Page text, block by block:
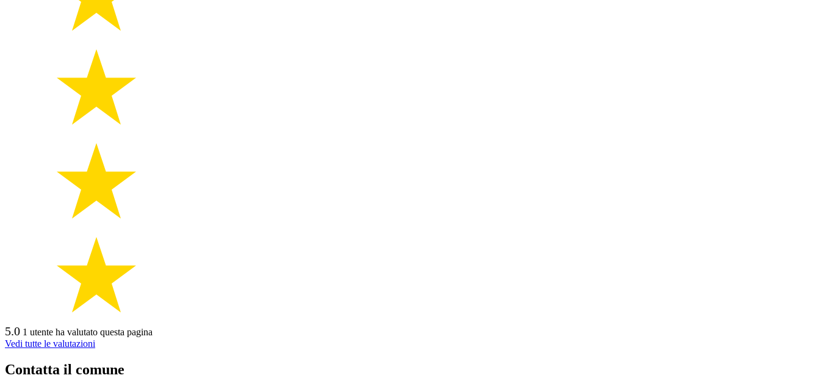
5.0 1 utente ha valutato questa pagina
Vedi tutte le valutazioni
Contatta il comune